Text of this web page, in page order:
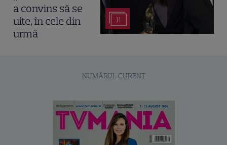
11
a convins să se
uite, în cele din
urmă
NUMĂRUL CURENT